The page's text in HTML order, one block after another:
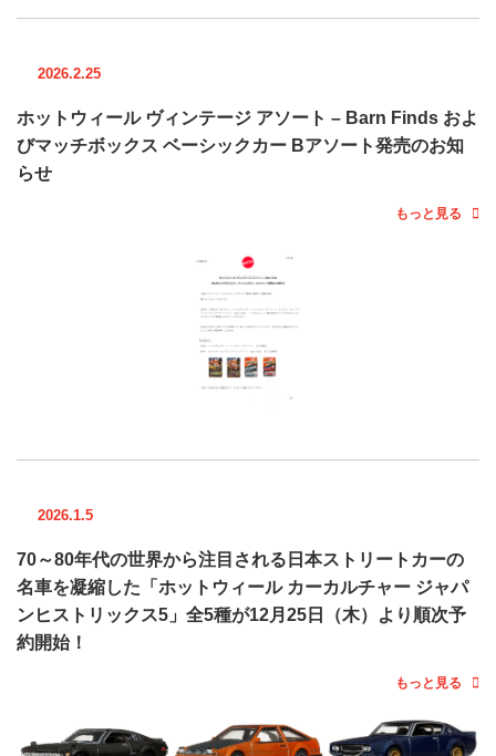
2026.2.25
ホットウィール ヴィンテージ アソート – Barn Finds およ
びマッチボックス ベーシックカー Bアソート発売のお知
らせ
もっと見る
2026.1.5
70～80年代の世界から注目される日本ストリートカーの
名車を凝縮した「ホットウィール カーカルチャー ジャパ
ンヒストリックス5」全5種が12月25日（木）より順次予
約開始！
もっと見る